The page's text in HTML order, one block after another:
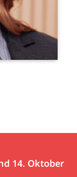
14. Oktober